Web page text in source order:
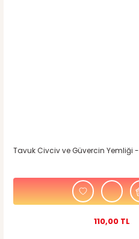
Tavuk Civciv ve Güvercin Yemliği
110,00 TL